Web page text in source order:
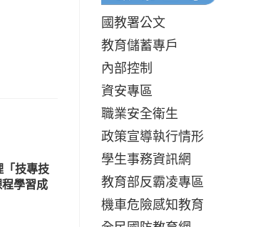
「技專技
學習成
國教署公文
教育儲蓄專戶
內部控制
資安專區
職業安全衛生
政策宣導執行情形
學生事務資訊網
教育部反霸凌專區
機車危險感知教育